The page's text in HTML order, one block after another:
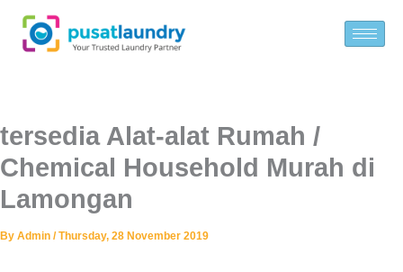
content
tersedia Alat-alat Rumah /
Chemical Household Murah di
Lamongan
By Admin /Thursday, 28 November 2019